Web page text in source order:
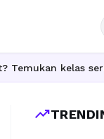
kelas seru
trending_up